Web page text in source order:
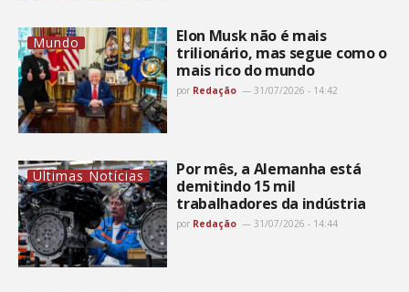
Mundo
Elon Musk não é mais
trilionário, mas segue como o
mais rico do mundo
por Redação 31/07/2026 - 14:42
Últimas Notícias
Por mês, a Alemanha está
demitindo 15 mil
trabalhadores da indústria
por Redação 31/07/2026 - 14:44